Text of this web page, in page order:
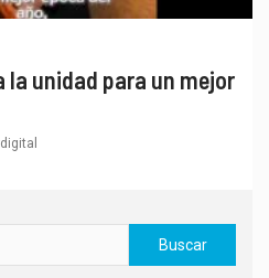
la unidad para un mejor